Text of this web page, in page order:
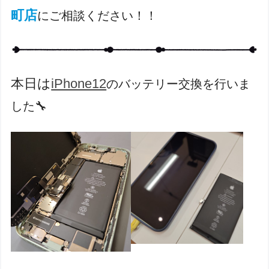
町店にご相談ください！！
本日はiPhone12のバッテリー交換を行いま
した🔧